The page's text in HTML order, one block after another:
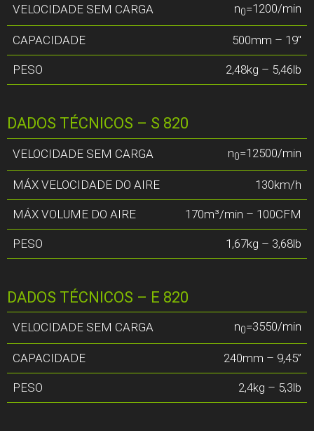
VELOCIDADE SEM CARGA n0=1200/min
CAPACIDADE 500mm – 19″
PESO 2,48kg – 5,46lb
DADOS TÉCNICOS – S 820
VELOCIDADE SEM CARGA n0=12500/min
MÁX VELOCIDADE DO AIRE 130km/h
MÁX VOLUME DO AIRE 170m³/min – 100CFM
PESO 1,67kg – 3,68lb
DADOS TÉCNICOS – E 820
VELOCIDADE SEM CARGA n0=3550/min
CAPACIDADE 240mm – 9,45”
PESO 2,4kg – 5,3lb